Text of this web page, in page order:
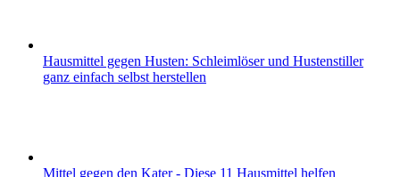
Hausmittel gegen Husten: Schleimlöser und Hustenstiller
ganz einfach selbst herstellen
Mittel gegen den Kater - Diese 11 Hausmittel helfen